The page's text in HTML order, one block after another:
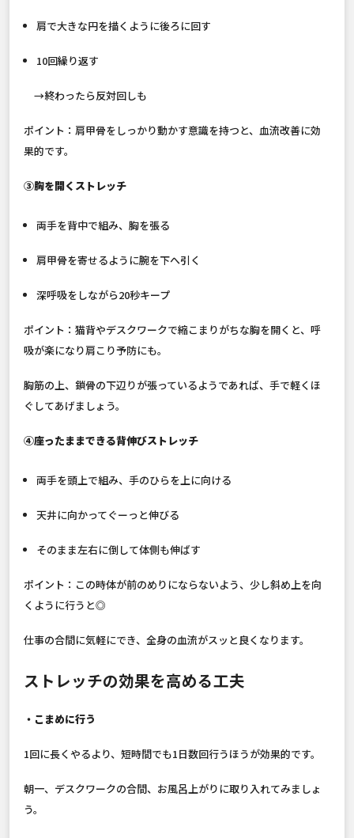
肩で大きな円を描くように後ろに回す
10回繰り返す
→終わったら反対回しも
ポイント：肩甲骨をしっかり動かす意識を持つと、血流改善に効
果的です。
③胸を開くストレッチ
両手を背中で組み、胸を張る
肩甲骨を寄せるように腕を下へ引く
深呼吸をしながら20秒キープ
ポイント：猫背やデスクワークで縮こまりがちな胸を開くと、呼
吸が楽になり肩こり予防にも。
胸筋の上、鎖骨の下辺りが張っているようであれば、手で軽くほ
ぐしてあげましょう。
④座ったままできる背伸びストレッチ
両手を頭上で組み、手のひらを上に向ける
天井に向かってぐーっと伸びる
そのまま左右に倒して体側も伸ばす
ポイント：この時体が前のめりにならないよう、少し斜め上を向
くように行うと◎
仕事の合間に気軽にでき、全身の血流がスッと良くなります。
ストレッチの効果を高める工夫
・こまめに行う
1回に長くやるより、短時間でも1日数回行うほうが効果的です。
朝一、デスクワークの合間、お風呂上がりに取り入れてみましょ
う。